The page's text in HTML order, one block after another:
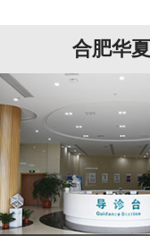
合肥华